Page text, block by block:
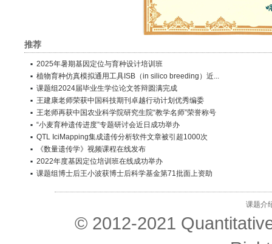
推荐
2025年暑期基因定位与育种设计培训班
植物育种仿真模拟通用工具ISB（in silico breeding）近...
课题组2024届毕业生学位论文答辩圆满完成
王建康老师荣获中国科技期刊卓越行动计划优秀编委
王老师再获中国农业科学院研究生院“教学名师”荣誉称号
“小麦育种遗传进度”专题研讨会近日成功举办
QTL IciMapping集成遗传分析软件文章被引超1000次
《数量遗传学》视频课程在线发布
2022年度基因定位培训班在线成功举办
课题组博士后王小波获博士后科学基金第71批面上资助
课题介
© 2012-2021